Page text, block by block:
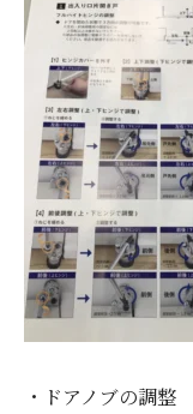
・ドアノブの調整